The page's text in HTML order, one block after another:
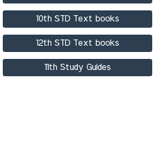
10th STD Text books
12th STD Text books
11th Study Guides